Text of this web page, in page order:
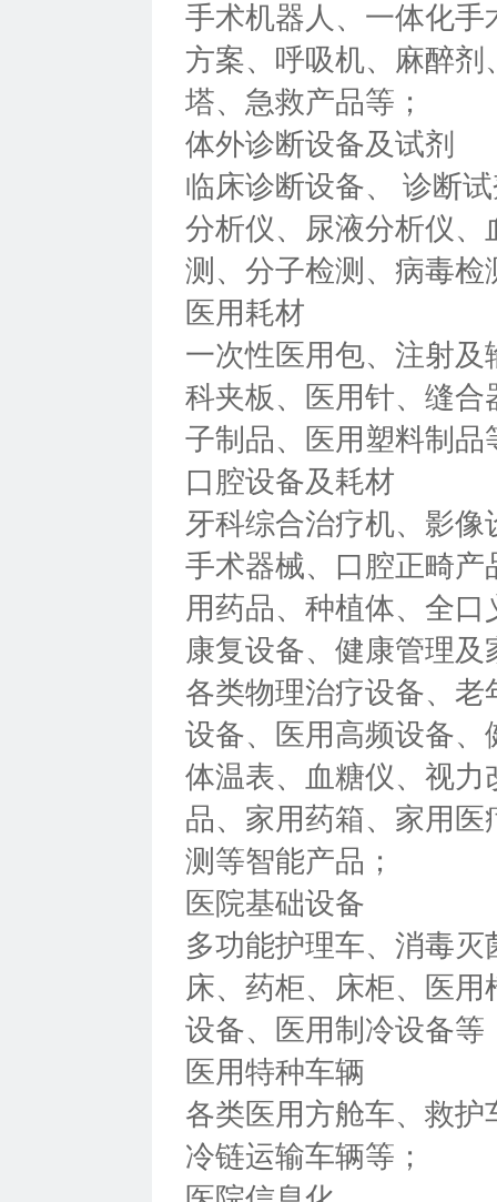
手术机器人、一体化手
方案、呼吸机、麻醉
塔、急救产品等；
体外诊断设备及试剂
临床诊断设备、 诊断
分析仪、尿液分析仪
测、分子检测、病毒
医用耗材
一次性医用包、注射
科夹板、医用针、缝
子制品、医用塑料制品
口腔设备及耗材
牙科综合治疗机、影
手术器械、口腔正畸
用药品、种植体、全
康复设备、健康管理及
各类物理治疗设备、
设备、医用高频设备
体温表、血糖仪、视
品、家用药箱、家用
测等智能产品；
医院基础设备
多功能护理车、消毒
床、药柜、床柜、医
设备、医用制冷设备等
医用特种车辆
各类医用方舱车、救
冷链运输车辆等；